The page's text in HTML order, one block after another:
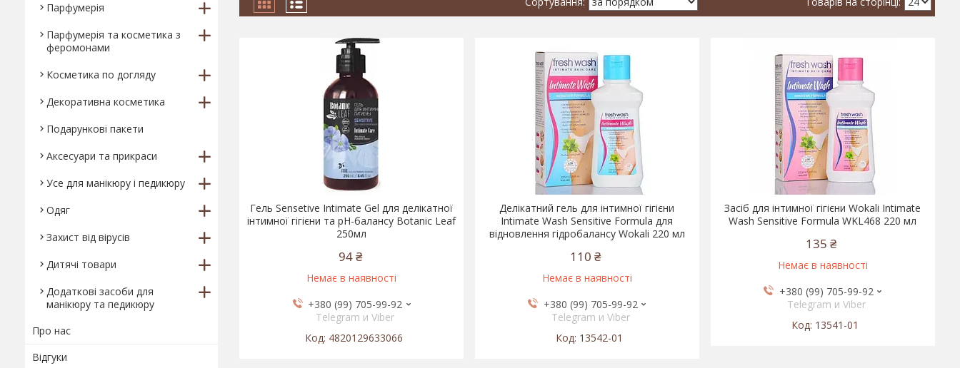
Гель Sensetive Intimate Gel для делікатної
інтимної гігієни та рН-балансу Botanic Leaf
250мл
94 ₴
Немає в наявності
+380 (99) 705-99-92
Telegram и Viber
4820129633066
Делікатний гель для інтимної гігієни
Intimate Wash Sensitive Formula для
відновлення гідробалансу Wokali 220 мл
110 ₴
Немає в наявності
+380 (99) 705-99-92
Telegram и Viber
13542-01
Засіб для інтимної гігієни Wokali Intimate
Wash Sensitive Formula WKL468 220 мл
135 ₴
Немає в наявності
+380 (99) 705-99-92
Telegram и Viber
13541-01
Парфумерія
Парфумерія та косметика з
феромонами
Косметика по догляду
Декоративна косметика
Подарункові пакети
Аксесуари та прикраси
Усе для манікюру і педикюру
Одяг
Захист від вірусів
Дитячі товари
Додаткові засоби для
манікюру та педикюру
Про нас
Відгуки